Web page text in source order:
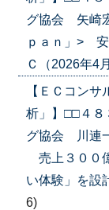
グ協会 矢崎
ｐａｎ」> 安
Ｃ（2026年4
【ＥＣコン
析」】□□４
グ協会 川連
売上３００
い体験」を設
6)